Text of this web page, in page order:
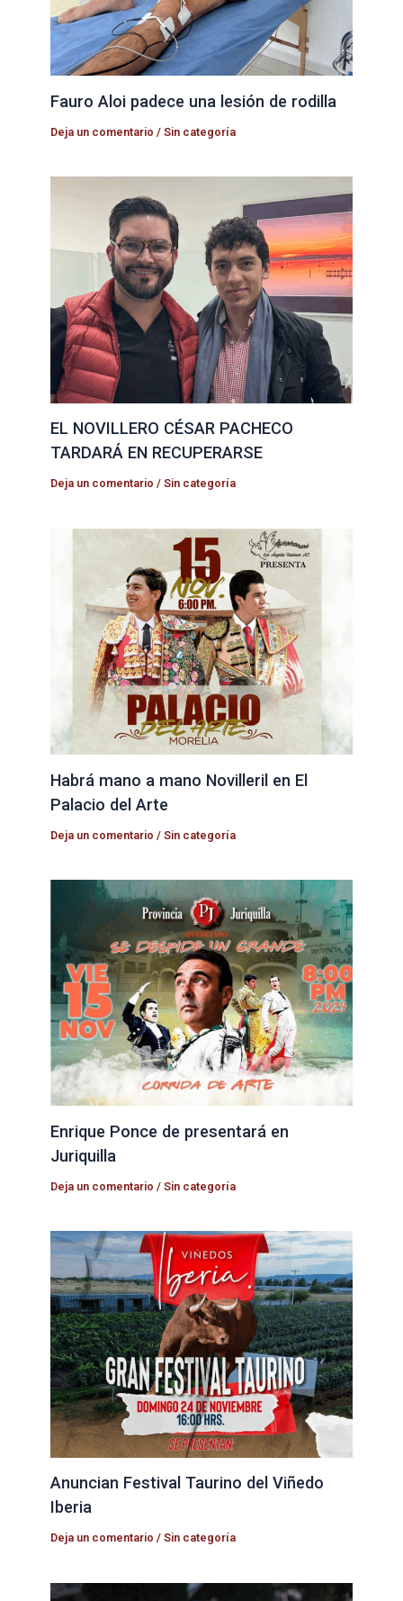
Fauro Aloi padece una lesión de rodilla
Deja un comentario /Sin categoría
EL NOVILLERO CÉSAR PACHECO
TARDARÁ EN RECUPERARSE
Deja un comentario /Sin categoría
Habrá mano a mano Novilleril en El
Palacio del Arte
Deja un comentario /Sin categoría
Enrique Ponce de presentará en
Juriquilla
Deja un comentario /Sin categoría
Anuncian Festival Taurino del Viñedo
Iberia
Deja un comentario /Sin categoría